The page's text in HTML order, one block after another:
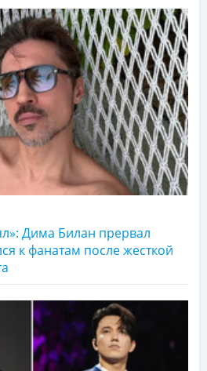
Дима Билан прервал
к фанатам после жесткой